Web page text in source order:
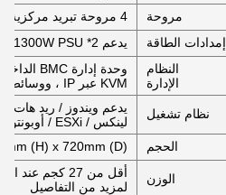
مروحة
4 مروحة تبريد مركزية
إمدادات الطاقة
يدعم 2* 550W / 800W / 1300W PSU (البلاتين) ، 1 + 1 إضافية
النظام
الإدارة
وحدة إدارة BMC الداخلية تدعم IPMI، SOL،
KVM عبر IP ، ووسائط افتراضية ، ويوفر منفذ شبكة RJ45 خارجي 1 Gb
نظام تشغيل
لينكس / ESXi / أوبونتو الخ
الحجم
(H) x 720mm (D)
الوزن
أقل من 27 كجم
لمزيد من التفاصيل